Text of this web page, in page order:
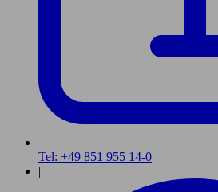
Tel: +49 851 955 14-0
|